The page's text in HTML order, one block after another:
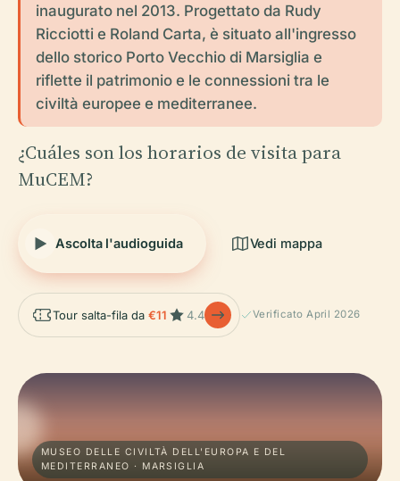
inaugurato nel 2013. Progettato da Rudy
Ricciotti e Roland Carta, è situato all'ingresso
dello storico Porto Vecchio di Marsiglia e
riflette il patrimonio e le connessioni tra le
civiltà europee e mediterranee.
¿Cuáles son los horarios de visita para
MuCEM?
Ascolta l'audioguida Vedi mappa
Tour salta-fila da €11 4.4 Verificato April 2026
MUSEO DELLE CIVILTÀ DELL'EUROPA E DEL
MEDITERRANEO · MARSIGLIA